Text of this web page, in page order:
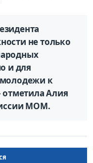
не только
и для
молодежи к
отметила Алия
МОМ.